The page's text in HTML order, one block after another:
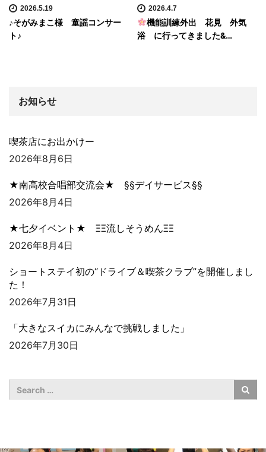
2026.5.19
♪そがみまこ様 童謡コンサー
ト♪
2026.4.7
機能訓練外出 花見 外気
浴 に行ってきました&…
お知らせ
喫茶店にお出かけー
2026年8月6日
★南高校合唱部交流会★ §§デイサービス§§
2026年8月4日
★七夕イベント★ ΞΞ流しそうめんΞΞ
2026年8月4日
ショートステイ初の“ドライブ＆喫茶クラブ”を開催しまし
た！
2026年7月31日
「大きなスイカにみんなで挑戦しました」
2026年7月30日